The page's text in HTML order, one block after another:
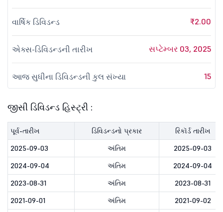
વાર્ષિક ડિવિડન્ડ ₹2.00
એક્સ-ડિવિડન્ડની તારીખ સપ્ટેમ્બર 03, 2025
આજ સુધીના ડિવિડન્ડની કુલ સંખ્યા 15
જીસી ડિવિડન્ડ હિસ્ટ્રી :
પૂર્વ-તારીખ ડિવિડન્ડનો પ્રકાર
રિકૉર્ડ તારીખ
2025-09-03
અંતિમ
2025-09-03
2024-09-04
અંતિમ
2024-09-04
2023-08-31
અંતિમ
2023-08-31
2021-09-01
અંતિમ
2021-09-02